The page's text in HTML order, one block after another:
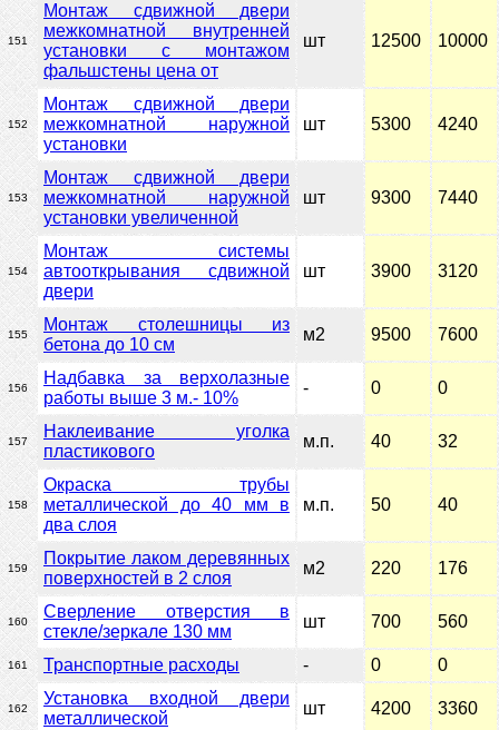
151
Монтаж сдвижной двери
межкомнатной внутренней
установки с монтажом
фальшстены цена от
шт 12500 10000
152
Монтаж сдвижной двери
межкомнатной наружной
установки
шт 5300 4240
153
Монтаж сдвижной двери
межкомнатной наружной
установки увеличенной
шт 9300 7440
154
Монтаж системы
автооткрывания сдвижной
двери
шт 3900 3120
155
Монтаж столешницы из
бетона до 10 см
м2 9500 7600
156
Надбавка за верхолазные
работы выше 3 м.- 10%
- 0 0
157
Наклеивание уголка
пластикового
м.п. 40 32
158
Окраска трубы
металлической до 40 мм в
два слоя
м.п. 50 40
159
Покрытие лаком деревянных
поверхностей в 2 слоя
м2 220 176
160
Сверление отверстия в
стекле/зеркале 130 мм
шт 700 560
161 Транспортные расходы - 0 0
162
Установка входной двери
металлической
шт 4200 3360